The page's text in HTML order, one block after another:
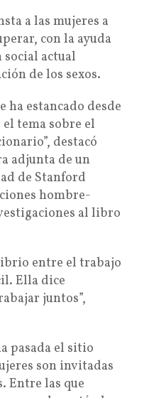
a las mujeres a
con la ayuda
actual
de los sexos.
ha estancado desde
tema sobre el
destacó
adjunta de un
de Stanford
hombre-
al libro
entre el trabajo
Ella dice
juntos”,
pasada el sitio
son invitadas
Entre las que